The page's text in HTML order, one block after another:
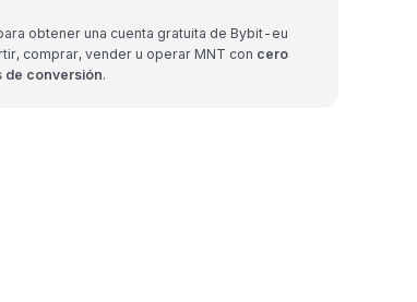
obtener una cuenta gratuita de Bybit-eu
comprar, vender u operar MNT con cero
de conversión.